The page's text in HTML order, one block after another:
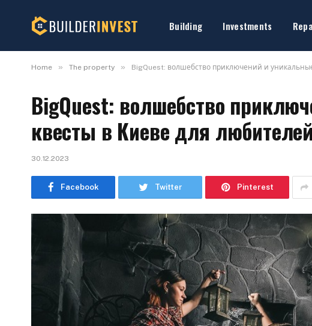
Building Investments
Home » The property » BigQuest: волшебство приключений и
BigQuest: волшебство
квесты в Киеве для
30.12.2023
Facebook Twitter Pinterest